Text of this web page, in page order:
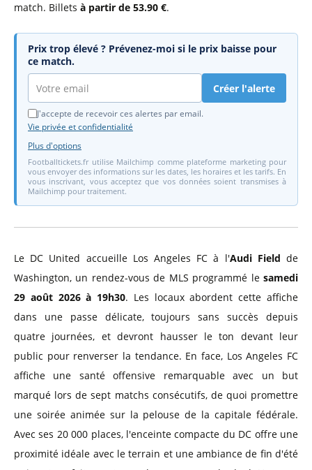
match. Billets à partir de 53.90 €.
Prix trop élevé ? Prévenez-moi si le prix baisse pour
ce match.
Créer l'alerte
J'accepte de recevoir ces alertes par email.
Vie privée et confidentialité
Plus d'options
Footballtickets.fr utilise Mailchimp comme plateforme marketing pour
vous envoyer des informations sur les dates, les horaires et les tarifs. En
vous inscrivant, vous acceptez que vos données soient transmises à
Mailchimp pour traitement.
Le DC United accueille Los Angeles FC à l'Audi Field de
Washington, un rendez-vous de MLS programmé le samedi
29 août 2026 à 19h30. Les locaux abordent cette affiche
dans une passe délicate, toujours sans succès depuis
quatre journées, et devront hausser le ton devant leur
public pour renverser la tendance. En face, Los Angeles FC
affiche une santé offensive remarquable avec un but
marqué lors de sept matchs consécutifs, de quoi promettre
une soirée animée sur la pelouse de la capitale fédérale.
Avec ses 20 000 places, l'enceinte compacte du DC offre une
proximité idéale avec le terrain et une ambiance de fin d'été